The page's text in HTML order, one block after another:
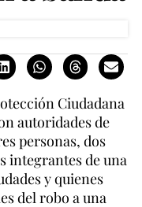
Ciudadana
autoridades de
personas, dos
integrantes de una
y quienes
del robo a una